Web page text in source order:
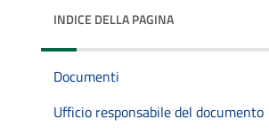
INDICE DELLA PAGINA
Documenti
Ufficio responsabile del documento